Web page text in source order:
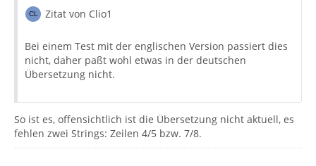
Zitat von Clio1
Bei einem Test mit der englischen Version passiert dies
nicht, daher paßt wohl etwas in der deutschen
Übersetzung nicht.
So ist es, offensichtlich ist die Übersetzung nicht aktuell, es
fehlen zwei Strings: Zeilen 4/5 bzw. 7/8.